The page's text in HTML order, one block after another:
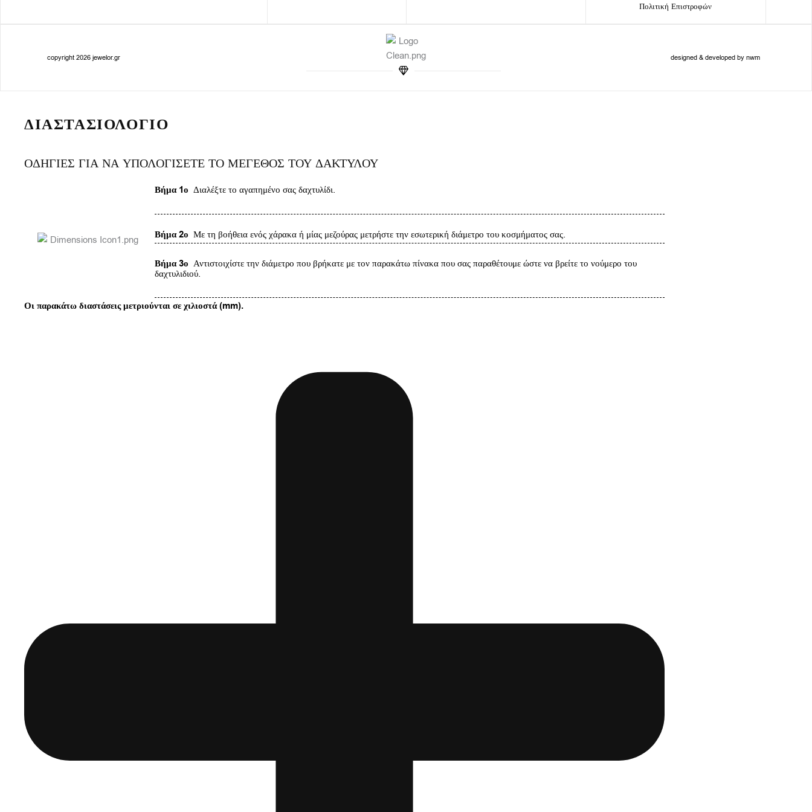
Πολιτική Επιστροφών
copyright 2026 jewelor.gr designed & developed by nwm
ΔΙΑΣΤΑΣΙΟΛΟΓΙΟ
ΟΔΗΓΙΕΣ ΓΙΑ ΝΑ ΥΠΟΛΟΓΙΣΕΤΕ ΤΟ ΜΕΓΕΘΟΣ ΤΟΥ ΔΑΚΤΥΛΟΥ
Βήμα 1ο Διαλέξτε το αγαπημένο σας δαχτυλίδι.
Βήμα 2ο Με τη βοήθεια ενός χάρακα ή μίας μεζούρας μετρήστε την εσωτερική διάμετρο του κοσμήματος σας.
Βήμα 3ο Αντιστοιχίστε την διάμετρο που βρήκατε με τον παρακάτω πίνακα που σας παραθέτουμε ώστε να βρείτε το νούμερο του
δαχτυλιδιού.
Οι παρακάτω διαστάσεις μετριούνται σε χιλιοστά (mm).